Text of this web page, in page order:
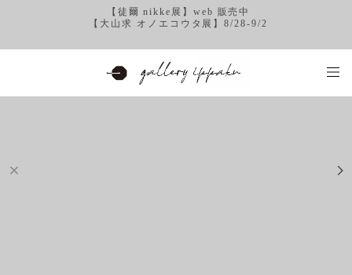
【徒爾 nikke展】web 販売中
【大山求 オノエコウタ展】8/28-9/2